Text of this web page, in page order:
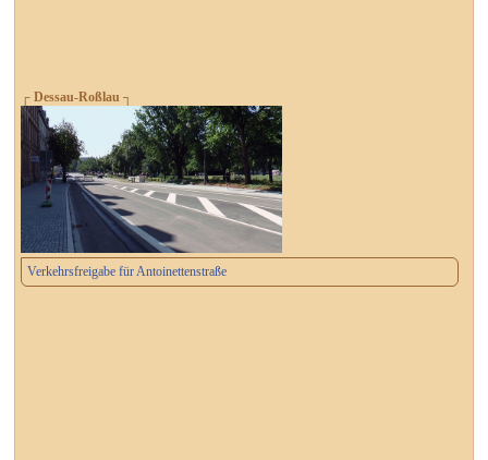
┌ Dessau-Roßlau ┐
Verkehrsfreigabe für Antoinettenstraße